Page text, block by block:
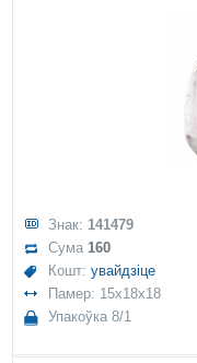
Знак: 141479
Сума160
Кошт:увайдзіце
Памер: 15x18x18
Упакоўка 8/1